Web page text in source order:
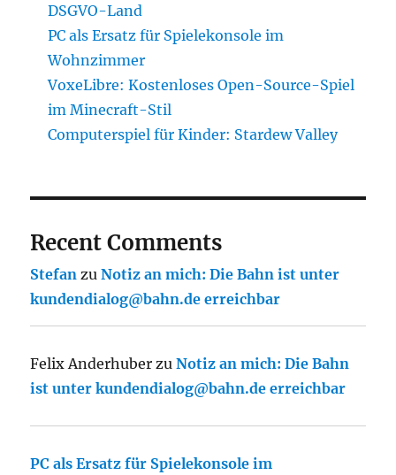
DSGVO-Land
PC als Ersatz für Spielekonsole im
Wohnzimmer
VoxeLibre: Kostenloses Open-Source-Spiel
im Minecraft-Stil
Computerspiel für Kinder: Stardew Valley
Recent Comments
Stefan zuNotiz an mich: Die Bahn ist unter
kundendialog@bahn.de erreichbar
Felix Anderhuber zuNotiz an mich: Die Bahn
ist unter kundendialog@bahn.de erreichbar
PC als Ersatz für Spielekonsole im